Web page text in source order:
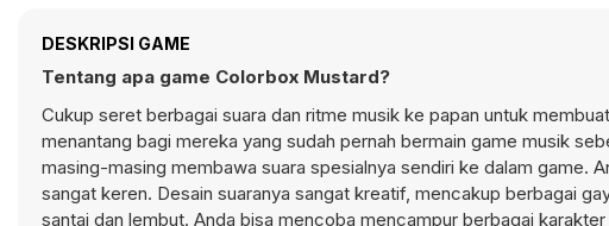
DESKRIPSI GAME
Tentang apa game Colorbox Mustard?
Cukup seret berbagai suara dan ritme musik ke papan untuk
menantang bagi mereka yang sudah pernah bermain game musik
masing-masing membawa suara spesialnya sendiri ke dalam game.
sangat keren. Desain suaranya sangat kreatif, mencakup berbagai
santai dan lembut. Anda bisa mencoba mencampur berbagai